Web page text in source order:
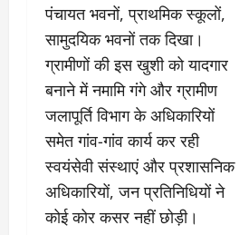
पंचायत भवनों, प्राथमिक स्कूलों,
सामुदयिक भवनों तक दिखा।
ग्रामीणों की इस खुशी को यादगार
बनाने में नमामि गंगे और ग्रामीण
जलापूर्ति विभाग के अधिकारियों
समेत गांव-गांव कार्य कर रही
स्वयंसेवी संस्थाएं और प्रशासनिक
अधिकारियों, जन प्रतिनिधियों ने
कोई कोर कसर नहीं छोड़ी।